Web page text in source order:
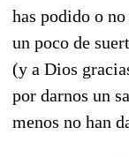
has podido o
un poco de
(y a Dios
por darnos un
menos no han